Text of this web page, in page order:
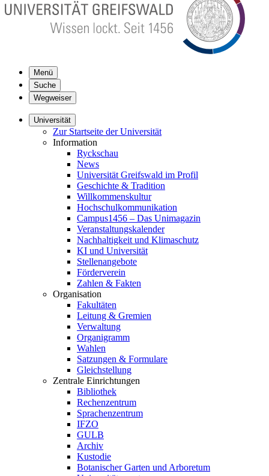
Menü
Suche
Wegweiser
Universität
Zur Startseite der Universität
Information
Ryckschau
News
Universität Greifswald im Profil
Geschichte & Tradition
Willkommenskultur
Hochschulkommunikation
Campus1456 – Das Unimagazin
Veranstaltungskalender
Nachhaltigkeit und Klimaschutz
KI und Universität
Stellenangebote
Förderverein
Zahlen & Fakten
Organisation
Fakultäten
Leitung & Gremien
Verwaltung
Organigramm
Wahlen
Satzungen & Formulare
Gleichstellung
Zentrale Einrichtungen
Bibliothek
Rechenzentrum
Sprachenzentrum
IFZO
GULB
Archiv
Kustodie
Botanischer Garten und Arboretum